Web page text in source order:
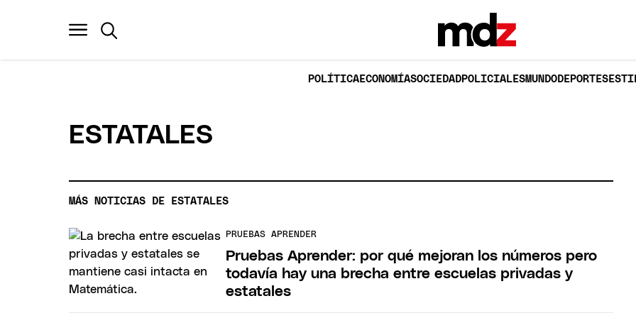
POLÍTICAECONOMÍASOCIEDADPOLICIALESMUNDODEPORTES
ESTATALES
MÁS NOTICIAS DE ESTATALES
PRUEBAS APRENDER
Pruebas Aprender: por qué mejoran los números pero
todavía hay una brecha entre escuelas privadas y
estatales